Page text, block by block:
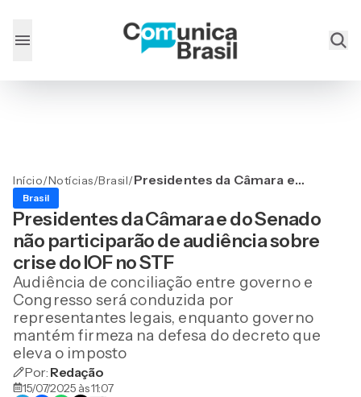
Início/Notícias/Brasil/Presidentes da Câmara e
participarão de audiência
sobre crise do IOF no STF
Brasil
Presidentes da Câmara e do Senado
não participarão de audiência sobre
crise do IOF no STF
Audiência de conciliação entre governo e
Congresso será conduzida por
representantes legais, enquanto governo
mantém firmeza na defesa do decreto que
eleva o imposto
Por: Redação
15/07/2025 às 11:07